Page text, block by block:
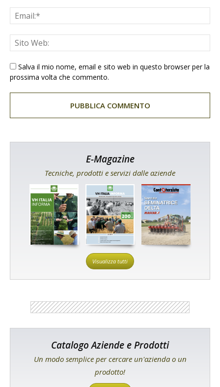
Salva il mio nome, email e sito web in questo browser per la
prossima volta che commento.
E-Magazine
Tecniche, prodotti e servizi dalle aziende
Visualizza tutti
Catalogo Aziende e Prodotti
Un modo semplice per cercare un'azienda o un
prodotto!